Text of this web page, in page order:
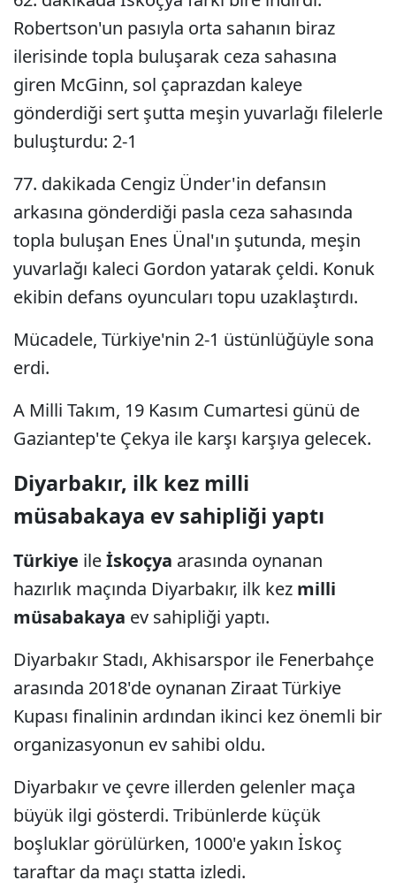
Robertson'un pasıyla orta sahanın biraz
ilerisinde topla buluşarak ceza sahasına
giren McGinn, sol çaprazdan kaleye
gönderdiği sert şutta meşin yuvarlağı filelerle
buluşturdu: 2-1
77. dakikada Cengiz Ünder'in defansın
arkasına gönderdiği pasla ceza sahasında
topla buluşan Enes Ünal'ın şutunda, meşin
yuvarlağı kaleci Gordon yatarak çeldi. Konuk
ekibin defans oyuncuları topu uzaklaştırdı.
Mücadele, Türkiye'nin 2-1 üstünlüğüyle sona
erdi.
A Milli Takım, 19 Kasım Cumartesi günü de
Gaziantep'te Çekya ile karşı karşıya gelecek.
Diyarbakır, ilk kez milli
müsabakaya ev sahipliği yaptı
Türkiye ileİskoçya arasında oynanan
hazırlık maçında Diyarbakır, ilk kez milli
müsabakaya ev sahipliği yaptı.
Diyarbakır Stadı, Akhisarspor ile Fenerbahçe
arasında 2018'de oynanan Ziraat Türkiye
Kupası finalinin ardından ikinci kez önemli bir
organizasyonun ev sahibi oldu.
Diyarbakır ve çevre illerden gelenler maça
büyük ilgi gösterdi. Tribünlerde küçük
boşluklar görülürken, 1000'e yakın İskoç
taraftar da maçı statta izledi.